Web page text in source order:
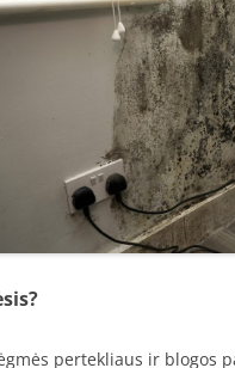
pertekliaus ir blogos